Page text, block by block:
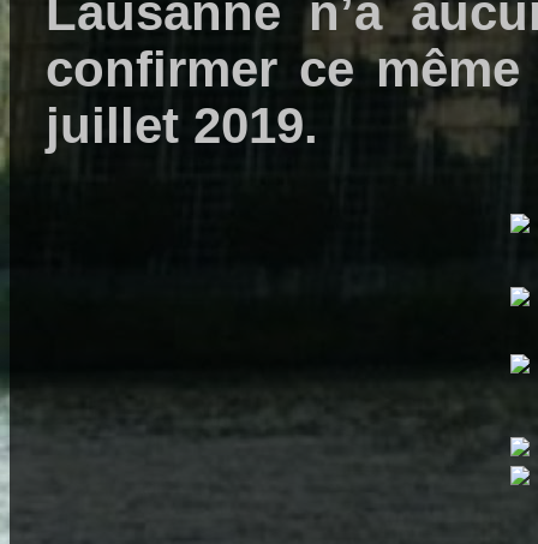
Lausanne n’a
confirmer ce
juillet 2019.